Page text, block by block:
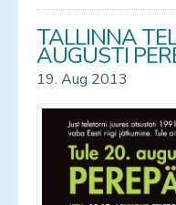
TALLINNA
AUGUSTI
19. Aug 2013